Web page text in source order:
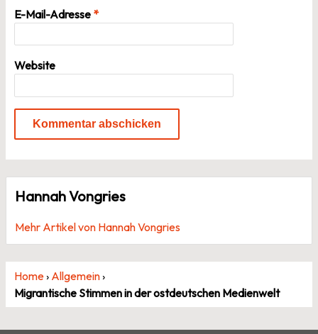
E-Mail-Adresse *
Website
Hannah Vongries
Mehr Artikel von Hannah Vongries
Home› Allgemein›
Migrantische Stimmen in der ostdeutschen Medienwelt